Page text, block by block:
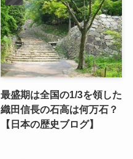
最盛期は全国の1/3を領した
織田信長の石高は何万石？
【日本の歴史ブログ】